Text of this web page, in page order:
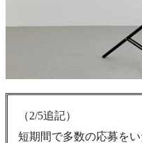
（2/5追記）
短期間で多数の応募を